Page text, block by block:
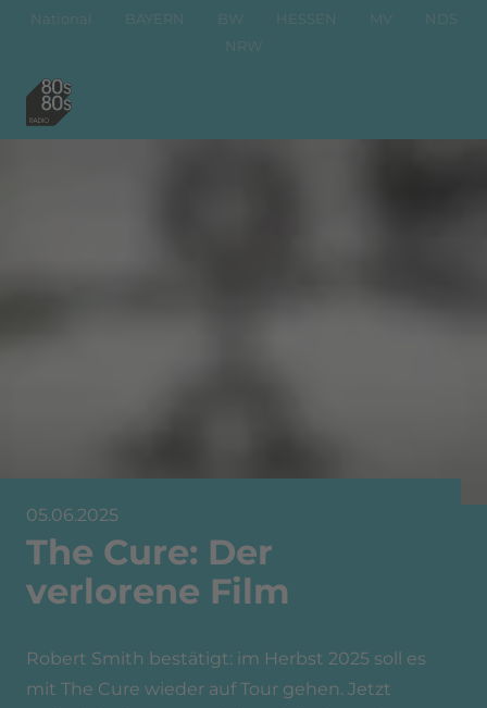
National BAYERN BW HESSEN MV
NDS
NRW
05.06.2025
The Cure: Der
verlorene Film
Robert Smith bestätigt: im Herbst 2025 soll es
mit The Cure wieder auf Tour gehen. Jetzt